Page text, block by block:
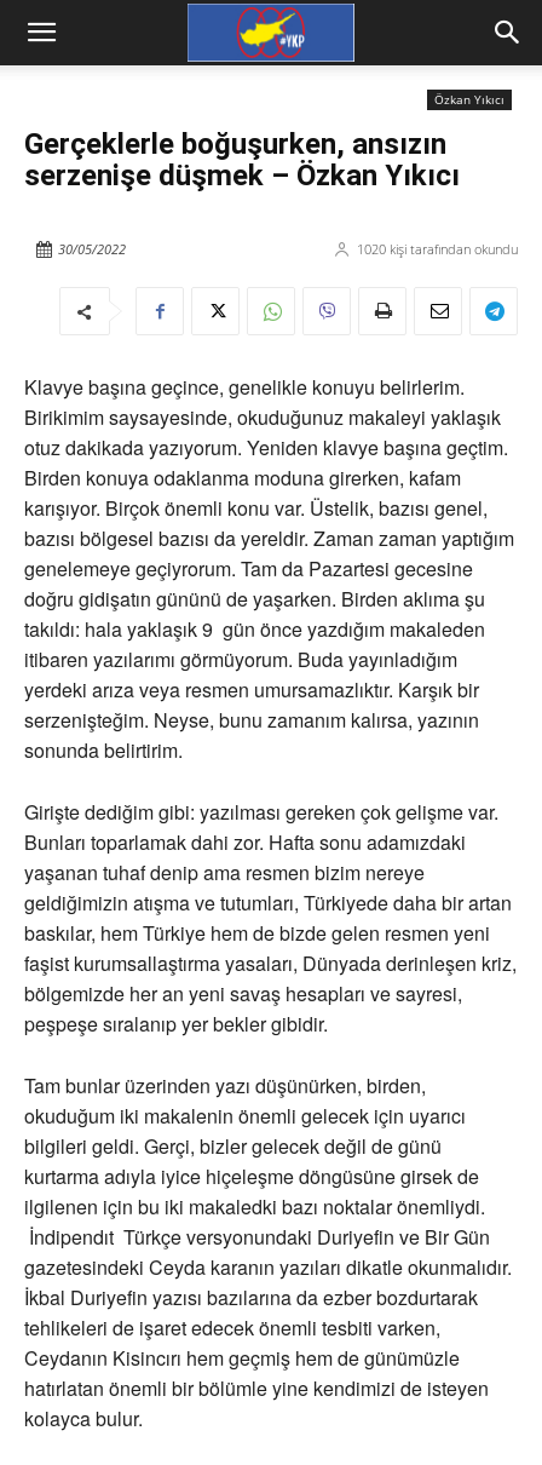
Özkan Yıkıcı
Gerçeklerle boğuşurken, ansızın
serzenişe düşmek – Özkan Yıkıcı
1020 kişi tarafından okundu
30/05/2022
Klavye başına geçince, genelikle konuyu belirlerim.
Birikimim saysayesinde, okuduğunuz makaleyi yaklaşık
otuz dakikada yazıyorum. Yeniden klavye başına geçtim.
Birden konuya odaklanma moduna girerken, kafam
karışıyor. Birçok önemli konu var. Üstelik, bazısı genel,
bazısı bölgesel bazısı da yereldir. Zaman zaman yaptığım
genelemeye geçiyrorum. Tam da Pazartesi gecesine
doğru gidişatın gününü de yaşarken. Birden aklıma şu
takıldı: hala yaklaşık 9 gün önce yazdığım makaleden
itibaren yazılarımı görmüyorum. Buda yayınladığım
yerdeki arıza veya resmen umursamazlıktır. Karşık bir
serzenişteğim. Neyse, bunu zamanım kalırsa, yazının
sonunda belirtirim.
Girişte dediğim gibi: yazılması gereken çok gelişme var.
Bunları toparlamak dahi zor. Hafta sonu adamızdaki
yaşanan tuhaf denip ama resmen bizim nereye
geldiğimizin atışma ve tutumları, Türkiyede daha bir artan
baskılar, hem Türkiye hem de bizde gelen resmen yeni
faşist kurumsallaştırma yasaları, Dünyada derinleşen kriz,
bölgemizde her an yeni savaş hesapları ve sayresi,
peşpeşe sıralanıp yer bekler gibidir.
Tam bunlar üzerinden yazı düşünürken, birden,
okuduğum iki makalenin önemli gelecek için uyarıcı
bilgileri geldi. Gerçi, bizler gelecek değil de günü
kurtarma adıyla iyice hiçeleşme döngüsüne girsek de
ilgilenen için bu iki makaledki bazı noktalar önemliydi.
İndipendıt Türkçe versyonundaki Duriyefin ve Bir Gün
gazetesindeki Ceyda karanın yazıları dikatle okunmalıdır.
İkbal Duriyefin yazısı bazılarına da ezber bozdurtarak
tehlikeleri de işaret edecek önemli tesbiti varken,
Ceydanın Kisincırı hem geçmiş hem de günümüzle
hatırlatan önemli bir bölümle yine kendimizi de isteyen
kolayca bulur.